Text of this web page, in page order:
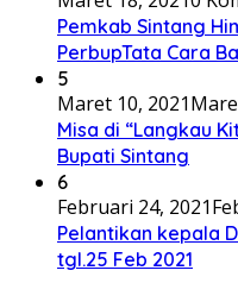
Pemkab Sintang
PerbupTata Cara
5
Maret 10, 2021
Misa di “Langkau
Bupati Sintang
6
Februari 24, 2021
Pelantikan kepala
tgl.25 Feb 2021